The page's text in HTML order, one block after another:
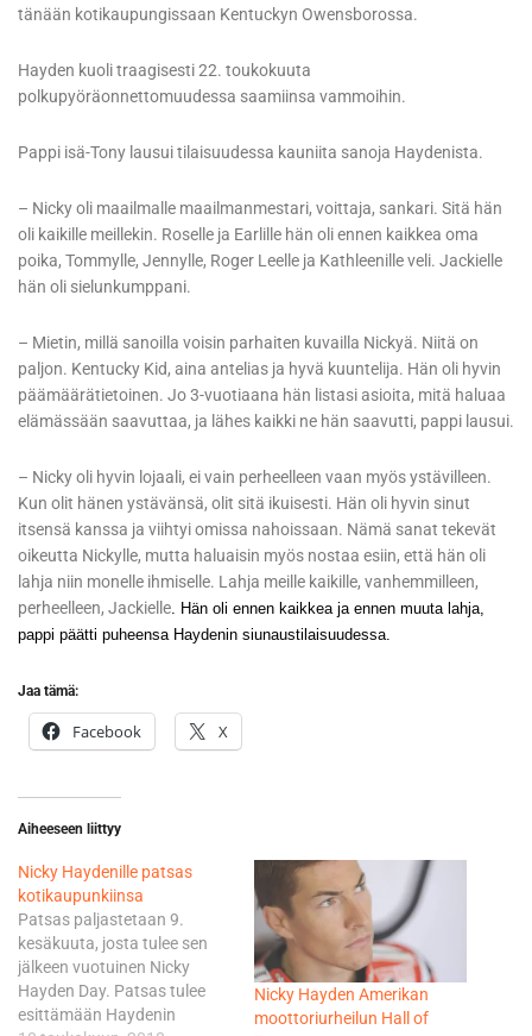
tänään kotikaupungissaan Kentuckyn Owensborossa.
Hayden kuoli traagisesti 22. toukokuuta
polkupyöräonnettomuudessa saamiinsa vammoihin.
Pappi isä-Tony lausui tilaisuudessa kauniita sanoja Haydenista.
– Nicky oli maailmalle maailmanmestari, voittaja, sankari. Sitä hän
oli kaikille meillekin. Roselle ja Earlille hän oli ennen kaikkea oma
poika, Tommylle, Jennylle, Roger Leelle ja Kathleenille veli. Jackielle
hän oli sielunkumppani.
– Mietin, millä sanoilla voisin parhaiten kuvailla Nickyä. Niitä on
paljon. Kentucky Kid, aina antelias ja hyvä kuuntelija. Hän oli hyvin
päämäärätietoinen. Jo 3-vuotiaana hän listasi asioita, mitä haluaa
elämässään saavuttaa, ja lähes kaikki ne hän saavutti, pappi lausui.
– Nicky oli hyvin lojaali, ei vain perheelleen vaan myös ystävilleen.
Kun olit hänen ystävänsä, olit sitä ikuisesti. Hän oli hyvin sinut
itsensä kanssa ja viihtyi omissa nahoissaan. Nämä sanat tekevät
oikeutta Nickylle, mutta haluaisin myös nostaa esiin, että hän oli
lahja niin monelle ihmiselle. Lahja meille kaikille, vanhemmilleen,
perheelleen, Jackielle. Hän oli ennen kaikkea ja ennen muuta lahja,
pappi päätti puheensa Haydenin siunaustilaisuudessa.
Jaa tämä:
Facebook X
Aiheeseen liittyy
Nicky Haydenille patsas
kotikaupunkiinsa
Patsas paljastetaan 9.
kesäkuuta, josta tulee sen
jälkeen vuotuinen Nicky
Hayden Day. Patsas tulee
esittämään Haydenin
Nicky Hayden Amerikan
moottoriurheilun Hall of